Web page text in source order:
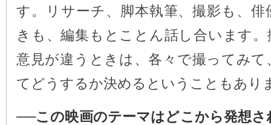
す。リサーチ、脚本執筆、撮影も、俳
きも、編集もとことん話し合います。
意見が違うときは、各々で撮ってみて
てどうするか決めるということもあり
──この映画のテーマはどこから発想さ